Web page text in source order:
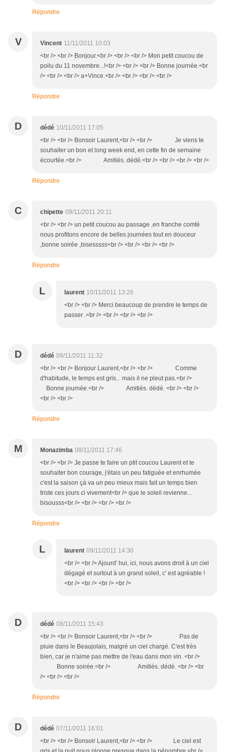
Répondre
V Vincent 11/11/2011 10:03
<br /> <br /> Bonjour.<br /> <br /> <br /> Mon petit coucou de
poilu du 11 novembre...!<br /> <br /> <br /> Bonne journée.<br
/> <br /> <br /> a+Vince.<br /> <br /> <br /> <br />
Répondre
D dédé 10/11/2011 17:05
<br /> <br /> Bonsoir Laurent,<br /> <br /> Je viens te
souhaiter un bon et long week end, en cette fin de semaine
écourtée.<br /> Amitiés. dédé.<br /> <br /> <br /> <br />
Répondre
C chipette 09/11/2011 20:11
<br /> <br /> un petit coucou au passage ,en franche comté
nous profitons encore de belles journées tout en douceur
,bonne soirée ,bisesssss<br /> <br /> <br /> <br />
Répondre
L laurent 10/11/2011 13:26
<br /> <br /> Merci beaucoup de prendre le temps de
passer .<br /> <br /> <br /> <br />
D dédé 09/11/2011 11:32
<br /> <br /> Bonjour Laurent,<br /> <br /> Comme
d'habitude, le temps est gris... mais il ne pleut pas.<br />
Bonne journée.<br /> Amitiés. dédé. <br /> <br />
<br /> <br />
Répondre
M Monazimba 08/11/2011 17:46
<br /> <br /> Je passe te faire un ptit coucou Laurent et te
souhaiter bon courage, j'étais un peu fatiguée et enrhumée
c'est la saison çà va un peu mieux mais fait un temps bien
triste ces jours ci vivement<br /> que le soleil revienne...
bisousss<br /> <br /> <br /> <br />
Répondre
L laurent 09/11/2011 14:30
<br /> <br /> Ajourd' hui, ici, nous avons droit à un ciel
dégagé et surtout à un grand soleil, c' est agréable !
<br /> <br /> <br /> <br />
D dédé 08/11/2011 15:43
<br /> <br /> Bonsoir Laurent,<br /> <br /> Pas de
pluie dans le Beaujolais, malgré un ciel chargé. C'est très
bien, car je n'aime pas mettre de l'eau dans mon vin. <br />
Bonne soirée.<br /> Amitiés. dédé. <br /> <br
/> <br /> <br />
Répondre
D dédé 07/11/2011 16:01
<br /> <br /> Bonsoir Laurent,<br /> <br /> Le ciel est